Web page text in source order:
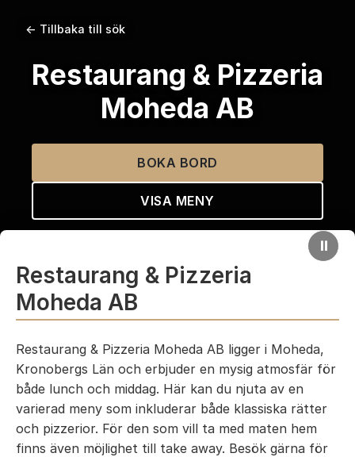
← Tillbaka till sök
Restaurang & Pizzeria
Moheda AB
BOKA BORD
VISA MENY
⏸
Restaurang & Pizzeria
Moheda AB
Restaurang & Pizzeria Moheda AB ligger i Moheda,
Kronobergs Län och erbjuder en mysig atmosfär för
både lunch och middag. Här kan du njuta av en
varierad meny som inkluderar både klassiska rätter
och pizzerior. För den som vill ta med maten hem
finns även möjlighet till take away. Besök gärna för